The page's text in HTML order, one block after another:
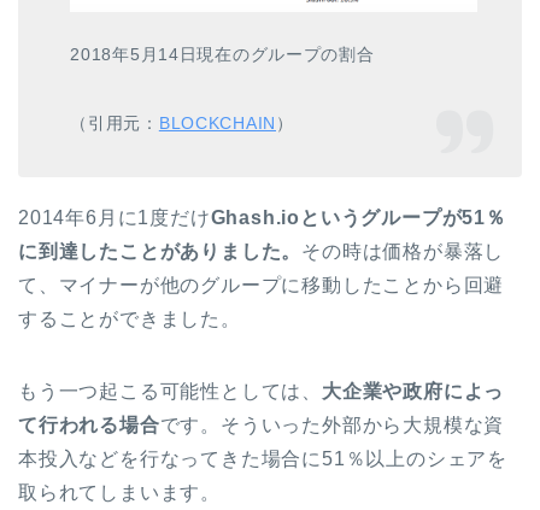
2018年5月14日現在のグループの割合
（引用元： BLOCKCHAIN ）
2014年6月に1度だけGhash.ioというグループが51％
に到達したことがありました。 その時は価格が暴落し
て、マイナーが他のグループに移動したことから回避
することができました。
もう一つ起こる可能性としては、 大企業や政府によっ
て行われる場合です。そういった外部から大規模な資
本投入などを行なってきた場合に51％以上のシェアを
取られてしまいます。